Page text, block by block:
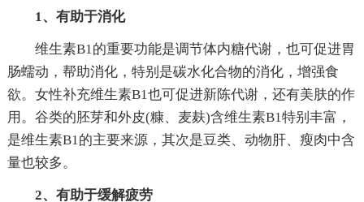
1、有助于消化
维生素B1的重要功能是调节体内糖代谢，也可促进胃
肠蠕动，帮助消化，特别是碳水化合物的消化，增强食
欲。女性补充维生素B1也可促进新陈代谢，还有美肤的作
用。谷类的胚芽和外皮(糠、麦麸)含维生素B1特别丰富，
是维生素B1的主要来源，其次是豆类、动物肝、瘦肉中含
量也较多。
2、有助于缓解疲劳